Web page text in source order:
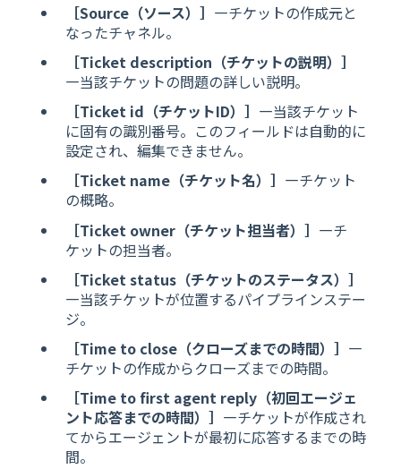
［Source（ソース）］ ―チケットの作成元と
なったチャネル。
［Ticket description（チケットの説明）］
―当該チケットの問題の詳しい説明。
［Ticket id（チケットID）］ ―当該チケット
に固有の識別番号。このフィールドは自動的に
設定され、編集できません。
［Ticket name（チケット名）］ ―チケット
の概略。
［Ticket owner（チケット担当者）］ ―チ
ケットの担当者。
［Ticket status（チケットのステータス）］
―当該チケットが位置するパイプラインステー
ジ。
［Time to close（クローズまでの時間）］ ―
チケットの作成からクローズまでの時間。
［Time to first agent reply（初回エージェ
ント応答までの時間）］ ―チケットが作成され
てからエージェントが最初に応答するまでの時
間。